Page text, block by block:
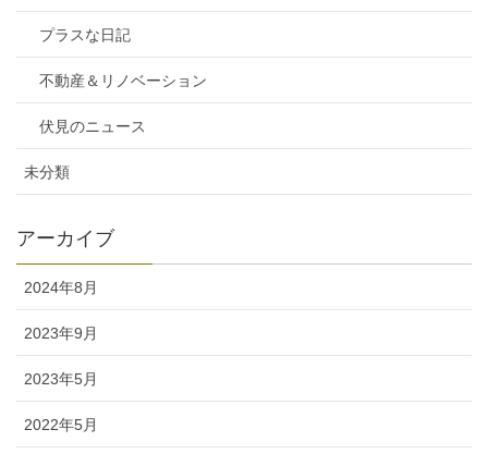
プラスな日記
不動産＆リノベーション
伏見のニュース
未分類
アーカイブ
2024年8月
2023年9月
2023年5月
2022年5月